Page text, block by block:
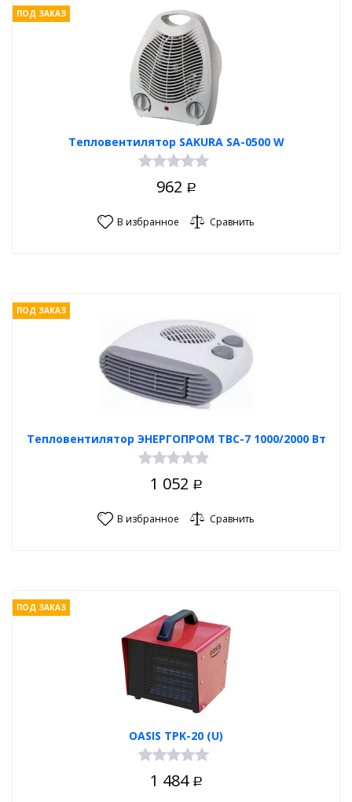
Тепловентилятор SAKURA SA-0500 W
ПОД ЗАКАЗ
962 Р
В избранное Сравнить
Тепловентилятор ЭНЕРГОПРОМ ТВС-7 1000/2000 Вт
ПОД ЗАКАЗ
1 052 Р
В избранное Сравнить
OASIS TPK-20 (U)
ПОД ЗАКАЗ
1 484 Р